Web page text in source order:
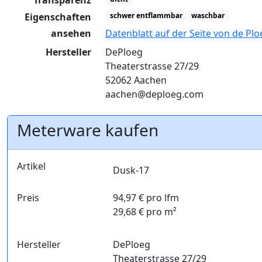
Eigenschaften schwer entflammbar waschbar
ansehen
Datenblatt auf der Seite von de
Hersteller
DePloeg
Theaterstrasse 27/29
52062 Aachen
aachen@deploeg.com
Meterware kaufen
Artikel Dusk-17
Preis
94,97 € pro lfm
29,68 € pro m²
Hersteller
DePloeg
Theaterstrasse 27/29